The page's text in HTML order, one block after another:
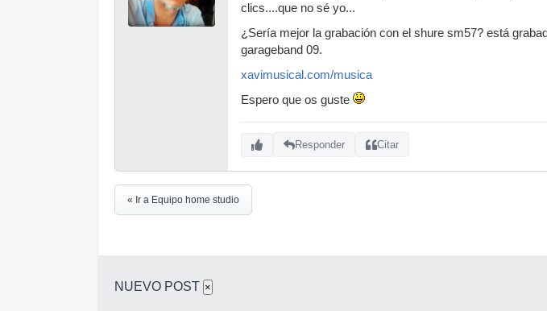
clics....que no sé yo...
¿Sería mejor la grabación con el shure sm57? está
garageband 09.
xavimusical.com/musica
Espero que os guste
Responder Citar
« Ir a Equipo home studio
NUEVO POST ×